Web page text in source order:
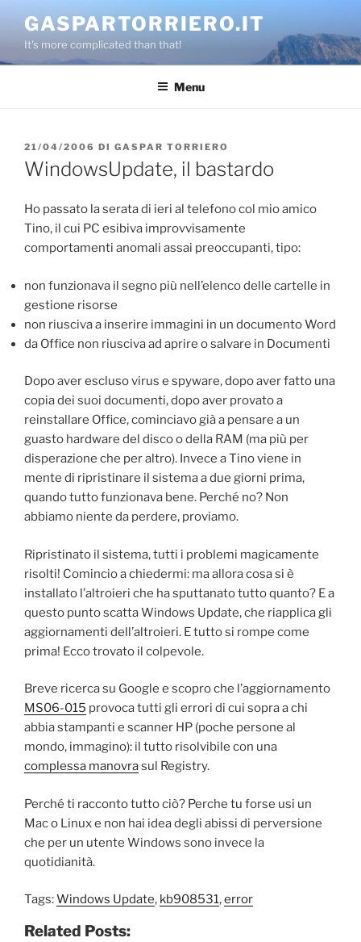
contenuto
GASPARTORRIERO.IT
It's more complicated than that!
Menu
PUBBLICATO
IL
21/04/2006 DI GASPAR TORRIERO
WindowsUpdate, il bastardo
Ho passato la serata di ieri al telefono col mio amico
Tino, il cui PC esibiva improvvisamente
comportamenti anomali assai preoccupanti, tipo:
non funzionava il segno più nell’elenco delle cartelle in
gestione risorse
non riusciva a inserire immagini in un documento Word
da Office non riusciva ad aprire o salvare in Documenti
Dopo aver escluso virus e spyware, dopo aver fatto una
copia dei suoi documenti, dopo aver provato a
reinstallare Office, cominciavo già a pensare a un
guasto hardware del disco o della RAM (ma più per
disperazione che per altro). Invece a Tino viene in
mente di ripristinare il sistema a due giorni prima,
quando tutto funzionava bene. Perché no? Non
abbiamo niente da perdere, proviamo.
Ripristinato il sistema, tutti i problemi magicamente
risolti! Comincio a chiedermi: ma allora cosa si è
installato l’altroieri che ha sputtanato tutto quanto? E a
questo punto scatta Windows Update, che riapplica gli
aggiornamenti dell’altroieri. E tutto si rompe come
prima! Ecco trovato il colpevole.
Breve ricerca su Google e scopro che l’aggiornamento
MS06-015 provoca tutti gli errori di cui sopra a chi
abbia stampanti e scanner HP (poche persone al
mondo, immagino): il tutto risolvibile con una
complessa manovrasul Registry.
Perché ti racconto tutto ciò? Perche tu forse usi un
Mac o Linux e non hai idea degli abissi di perversione
che per un utente Windows sono invece la
quotidianità.
Tags:Windows Update, kb908531,error
Related Posts: